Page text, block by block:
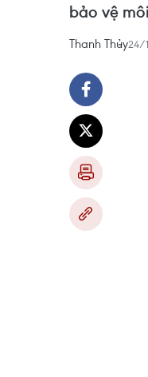
bảo vệ
Thanh Thủy24/